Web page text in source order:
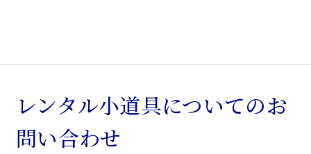
ス
タ
ン
レンタル小道具についてのお
問い合わせ